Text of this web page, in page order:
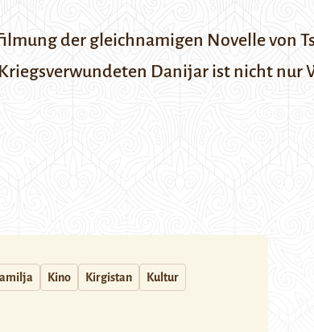
der gleichnamigen Novelle von
Danijar ist nicht
Kino Kirgistan Kultur